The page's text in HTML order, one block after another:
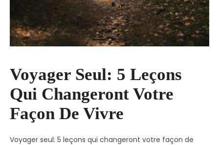
Voyager Seul: 5 Leçons
Qui Changeront Votre
Façon De Vivre
Voyager seul: 5 leçons qui changeront votre façon de